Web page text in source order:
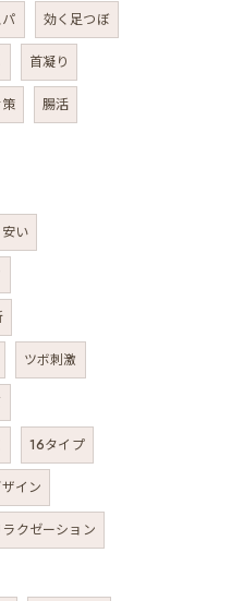
効く足つぼ
首凝り
腸活
安い
ツボ刺激
16タイプ
イン
ラクゼーション